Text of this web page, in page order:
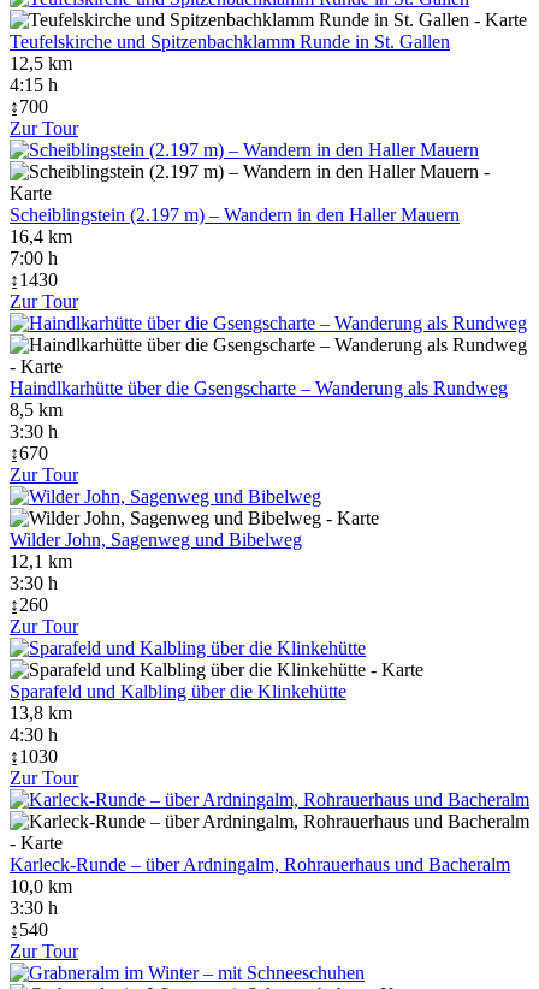
Teufelskirche und Spitzenbachklamm Runde in St. Gallen
12,5 km
4:15 h
↨700
Zur Tour
Scheiblingstein (2.197 m) – Wandern in den Haller Mauern
16,4 km
7:00 h
↨1430
Zur Tour
Haindlkarhütte über die Gsengscharte – Wanderung als Rundweg
8,5 km
3:30 h
↨670
Zur Tour
Wilder John, Sagenweg und Bibelweg
12,1 km
3:30 h
↨260
Zur Tour
Sparafeld und Kalbling über die Klinkehütte
13,8 km
4:30 h
↨1030
Zur Tour
Karleck-Runde – über Ardningalm, Rohrauerhaus und Bacheralm
10,0 km
3:30 h
↨540
Zur Tour